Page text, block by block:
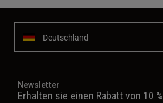
Deutschland
Newsletter
Erhalten sie einen Rabatt von 10 %